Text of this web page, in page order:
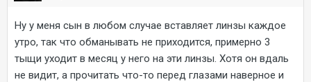
Ну у меня сын в любом случае вставляет линзы каждое
утро, так что обманывать не приходится, примерно 3
тыщи уходит в месяц у него на эти линзы. Хотя он вдаль
не видит, а прочитать что-то перед глазами наверное и